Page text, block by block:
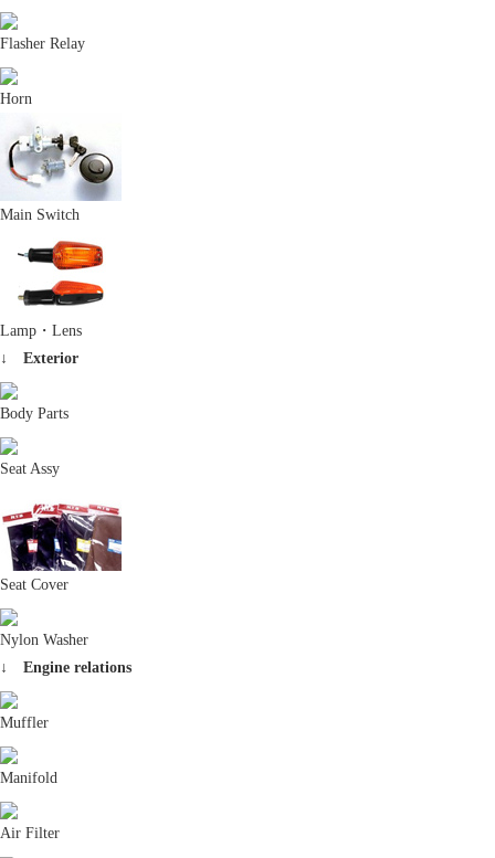
Flasher Relay
Horn
Main Switch
Lamp・Lens
↓ Exterior
Body Parts
Seat Assy
Seat Cover
Nylon Washer
↓ Engine relations
Muffler
Manifold
Air Filter